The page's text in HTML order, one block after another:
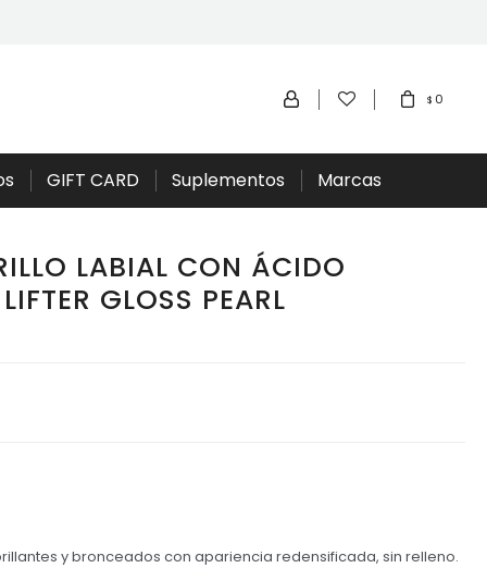
GIFT CARD Suplementos Marcas
$ 0
LABIAL CON ÁCIDO
GLOSS PEARL
y bronceados con apariencia redensificada, sin relleno.